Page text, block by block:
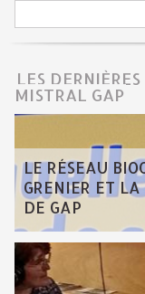
LES
MISTRAL GAP
LE RÉSEAU
GRENIER ET
DE GAP